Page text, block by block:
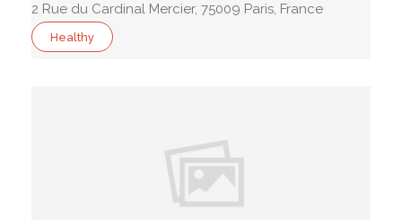
2 Rue du Cardinal Mercier, 75009 Paris, France
Healthy